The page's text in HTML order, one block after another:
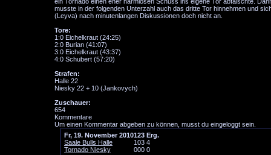
musste in der folgenden Unterzahl auch das dritte Tor hinnehmen und
(Leyva) nach minutenlangen Diskussionen doch nicht an.
Tore:
1:0 Eichelkraut (24:25)
2:0 Burian (41:07)
3:0 Eichelkraut (43:37)
4:0 Schubert (57:20)
Strafen:
Halle 22
Niesky 22 + 10 (Jankovych)
Zuschauer:
654
Kommentare
Um einen Kommentar abgeben zu können, musst du eingeloggt sein.
Fr, 19. November 2010123 Erg.
Saale Bulls Halle
103 4
Tornado Niesky
000 0